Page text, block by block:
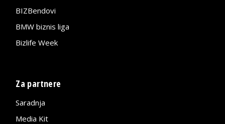
BIZBendovi
BMW biznis liga
Bizlife Week
Za partnere
Saradnja
Media Kit